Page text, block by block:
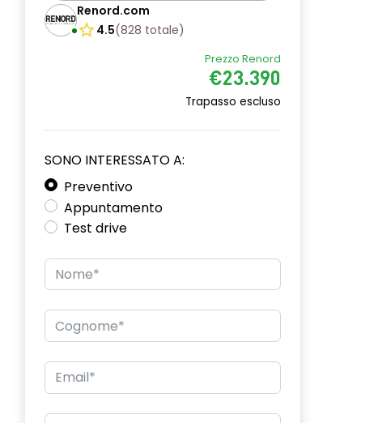
Renord.com
4.5(828 totale)
Prezzo Renord
€23.390
Trapasso escluso
SONO INTERESSATO A:
Preventivo
Appuntamento
Test drive